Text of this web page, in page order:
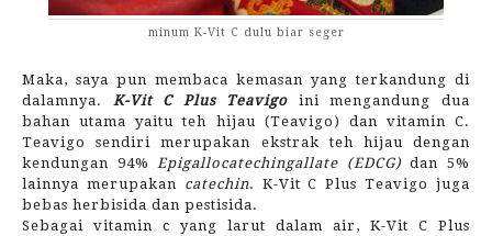
minum K-Vit C dulu biar seger
Maka, saya pun membaca kemasan yang terkandung di
dalamnya. K-Vit C Plus Teavigo ini mengandung dua
bahan utama yaitu teh hijau (Teavigo) dan vitamin C.
Teavigo sendiri merupakan ekstrak teh hijau dengan
kendungan 94%Epigallocatechingallate (EDCG)dan 5%
lainnya merupakan catechin. K-Vit C Plus Teavigo juga
bebas herbisida dan pestisida.
Sebagai vitamin c yang larut dalam air, K-Vit C Plus